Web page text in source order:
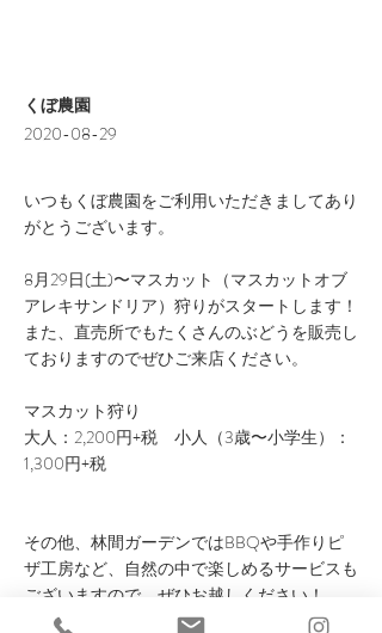
くぼ農園
2020-08-29
いつもくぼ農園をご利用いただきましてあり
がとうございます。
8月29日(土)〜マスカット（マスカットオブ
アレキサンドリア）狩りがスタートします！
また、直売所でもたくさんのぶどうを販売し
ておりますのでぜひご来店ください。
マスカット狩り
大人：2,200円+税 小人（3歳〜小学生）：
1,300円+税
その他、林間ガーデンではBBQや手作りピ
ザ工房など、自然の中で楽しめるサービスも
ございますので、ぜひお越しください！